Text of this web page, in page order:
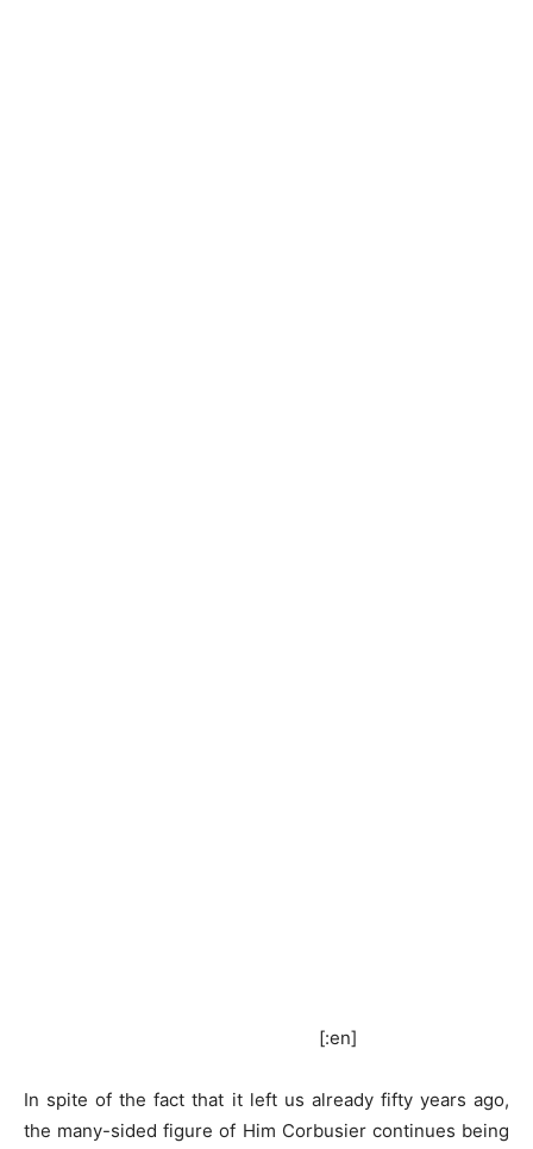
[:en]
In spite of the fact that it left us already fifty years ago,
the many-sided figure of Him Corbusier continues being